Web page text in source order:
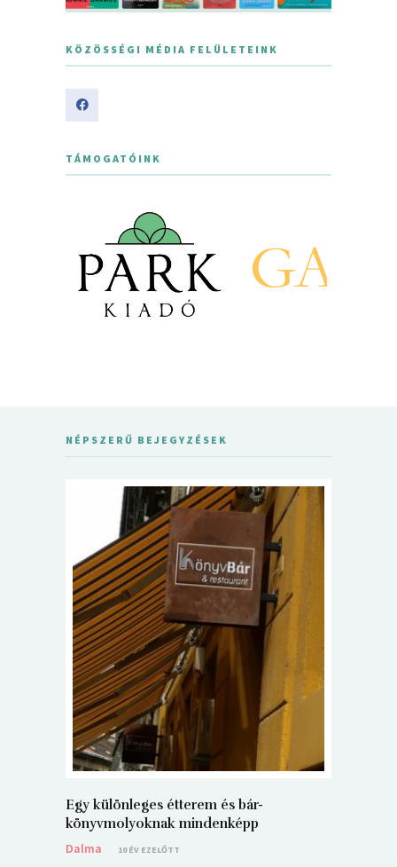
KÖZÖSSÉGI MÉDIA FELÜLETEINK
TÁMOGATÓINK
NÉPSZERŰ BEJEGYZÉSEK
Egy különleges étterem és bár-
könyvmolyoknak mindenképp
Dalma
10 ÉV EZELŐTT